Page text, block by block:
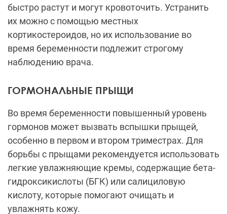
быстро растут и могут кровоточить. Устранить
их можно с помощью местных
кортикостероидов, но их использование во
время беременности подлежит строгому
наблюдению врача.
ГОРМОНАЛЬНЫЕ ПРЫЩИ
Во время беременности повышенный уровень
гормонов может вызвать вспышки прыщей,
особенно в первом и втором триместрах. Для
борьбы с прыщами рекомендуется использовать
легкие увлажняющие кремы, содержащие бета-
гидроксикислоты (БГК) или салициловую
кислоту, которые помогают очищать и
увлажнять кожу.